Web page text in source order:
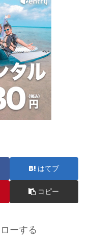
はてブ
コピー
ーする